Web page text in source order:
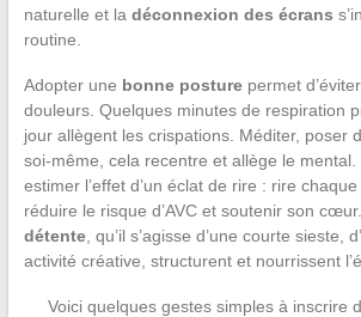
naturelle et la déconnexion des écrans
routine.
Adopter une bonne posturepermet
douleurs. Quelques minutes de respiration
jour allègent les crispations. Méditer, poser
soi-même, cela recentre et allège le mental.
estimer l’effet d’un éclat de rire : rire chaque
réduire le risque d’AVC et soutenir son
détente, qu’il s’agisse d’une courte sieste,
activité créative, structurent et nourrissent
Voici quelques gestes simples à inscrire